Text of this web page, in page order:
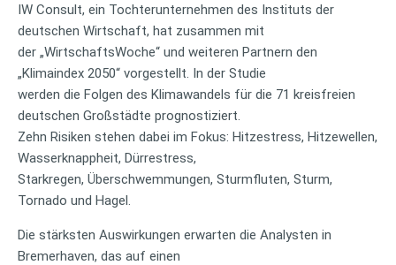
IW Consult, ein Tochterunternehmen des Instituts der
deutschen Wirtschaft, hat zusammen mit
der „WirtschaftsWoche“ und weiteren Partnern den
„Klimaindex 2050“ vorgestellt. In der Studie
werden die Folgen des Klimawandels für die 71 kreisfreien
deutschen Großstädte prognostiziert.
Zehn Risiken stehen dabei im Fokus: Hitzestress, Hitzewellen,
Wasserknappheit, Dürrestress,
Starkregen, Überschwemmungen, Sturmfluten, Sturm,
Tornado und Hagel.
Die stärksten Auswirkungen erwarten die Analysten in
Bremerhaven, das auf einen